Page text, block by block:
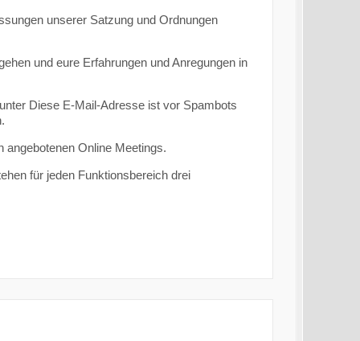
unserer Satzung und Ordnungen
und eure Erfahrungen und Anregungen in
Diese E-Mail-Adresse ist vor Spambots
angebotenen Online Meetings.
für jeden Funktionsbereich drei